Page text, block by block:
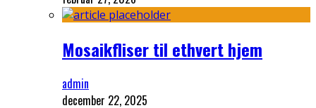
Mosaikfliser til ethvert hjem
admin
december 22, 2025